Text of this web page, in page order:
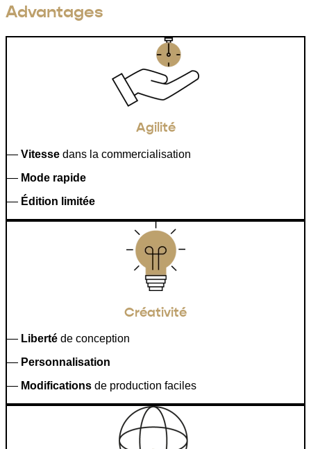
Advantages
Agilité
— Vitesse dans la commercialisation
— Mode rapide
— Édition limitée
Créativité
— Liberté de conception
— Personnalisation
— Modifications de production faciles